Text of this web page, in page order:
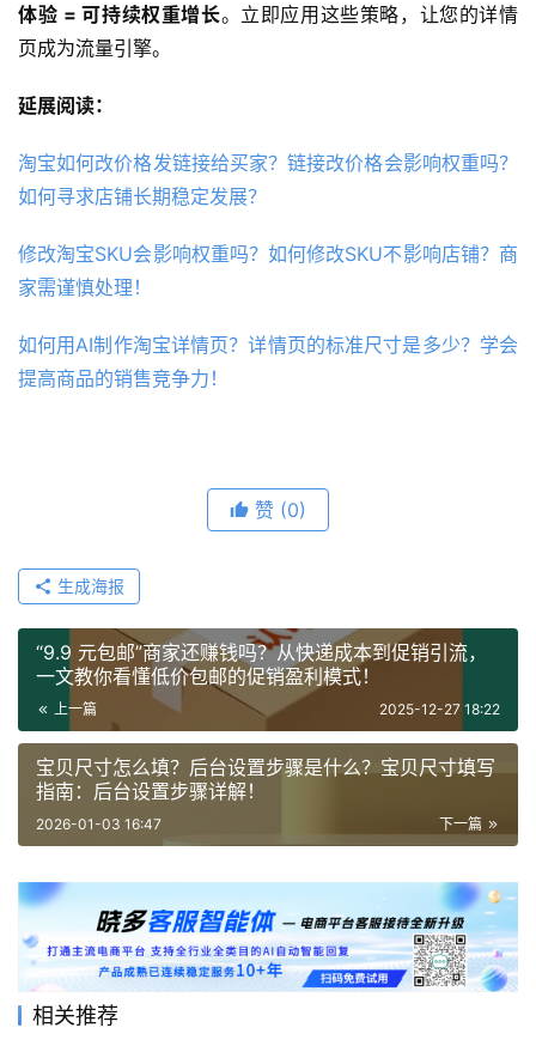
体验 = 可持续权重增长。立即应用这些策略，让您的详情
页成为流量引擎。
延展阅读：
淘宝如何改价格发链接给买家？链接改价格会影响权重吗？
如何寻求店铺长期稳定发展？
修改淘宝SKU会影响权重吗？如何修改SKU不影响店铺？商
家需谨慎处理！
如何用AI制作淘宝详情页？详情页的标准尺寸是多少？学会
提高商品的销售竞争力！
赞 (0)
生成海报
“9.9 元包邮”商家还赚钱吗？从快递成本到促销引流，
一文教你看懂低价包邮的促销盈利模式！
上一篇 2025-12-27 18:22
宝贝尺寸怎么填？后台设置步骤是什么？宝贝尺寸填写
指南：后台设置步骤详解！
下一篇
2026-01-03 16:47
相关推荐